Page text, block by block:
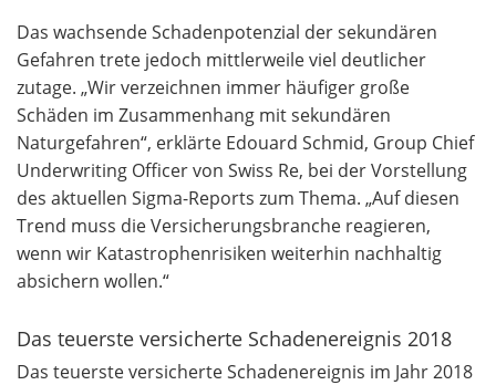
Das wachsende Schadenpotenzial der sekundären
Gefahren trete jedoch mittlerweile viel deutlicher
zutage. „Wir verzeichnen immer häufiger große
Schäden im Zusammenhang mit sekundären
Naturgefahren“, erklärte Edouard Schmid, Group Chief
Underwriting Officer von Swiss Re, bei der Vorstellung
des aktuellen Sigma-Reports zum Thema. „Auf diesen
Trend muss die Versicherungsbranche reagieren,
wenn wir Katastrophenrisiken weiterhin nachhaltig
absichern wollen.“
Das teuerste versicherte Schadenereignis 2018
Das teuerste versicherte Schadenereignis im Jahr 2018